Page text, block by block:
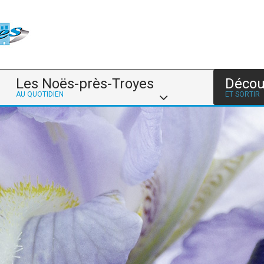
Les Noës-près-Troyes
AU QUOTIDIEN ET SORTIR